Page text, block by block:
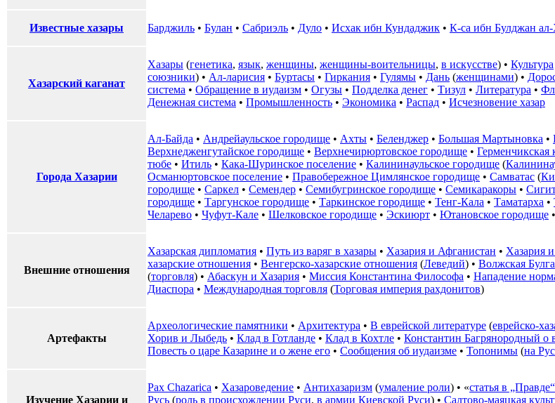
Известные хазары Барджиль • Булан • Сабриэль • Дуло • Исхак ибн Кундаджик • К-са ибн Булджан ал-
Хазарский каганат
Хазары (генетика, язык, женщины, женщины-воительницы, в искусстве) • Культура
союзники) • Ал-ларисия • Буртасы • Гиркания • Гулямы • Дань (женщинами) •
система • Обращение в иудаизм • Огузы • Подделка денег • Тизул • Литература •
Денежная система • Промышленность • Экономика • Распад • Исчезновение хазар
Города Хазарии
Ал-Байда • Андрейаульское городище • Ахты • Беленджер • Большая Мартыновка •
Верхнедженгутайское городище • Верхнечирюртовское городище • Герменчикская
тюбе • Итиль • Кака-Шуринское поселение • Калининаульское городище (
Османюртовское поселение • Правобережное Цимлянское городище • Самватас (
городище • Саркел • Семендер • Семибугринское городище • Семикаракоры •
городище • Таргунское городище • Таркинское городище • Тенг-Кала • Таматарха •
Челарево • Чуфут-Кале • Шелковское городище • Эскиюрт • Ютановское городище •
Внешние отношения
Хазарская дипломатия • Путь из варяг в хазары • Хазария и Афганистан • Хазария
хазарские отношения • Венгерско-хазарские отношения (Леведий) • Волжская
(торговля) • Абаскун и Хазария • Миссия Константина Философа • Нападение
Диаспора • Международная торговля (Торговая империя рахдонитов)
Артефакты
Археологические памятники • Архитектура • В еврейской литературе (еврейско-
Хорив и Лыбедь • Клад в Готланде • Клад в Кохтле • Константин Багрянородный о
Повесть о царе Казарине и о жене его • Сообщения об иудаизме • Топонимы (на
Изучение Хазарии и
Pax Chazarica • Хазароведение • Антихазаризм (умаление роли) • «статья в „Правде“
Русь (роль в происхождении Руси, в армии Киевской Руси) • Салтово-маяцкая